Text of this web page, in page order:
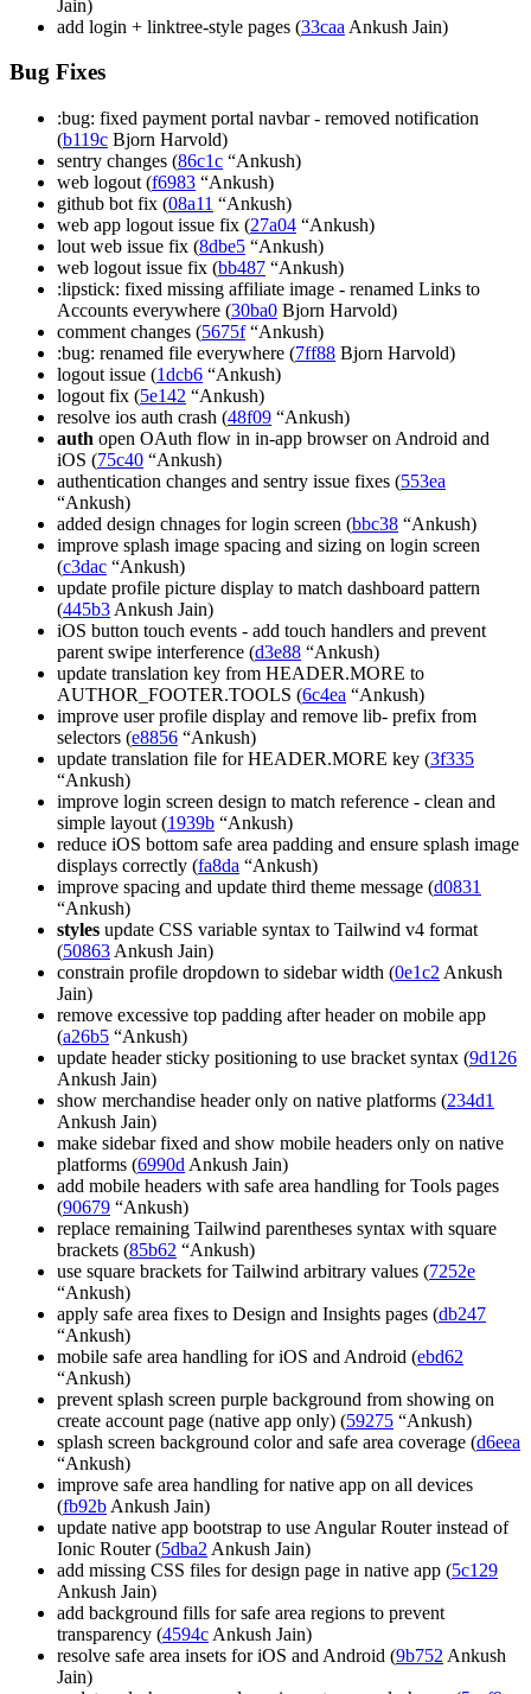
Jain)
add login + linktree-style pages (33caa Ankush Jain)
Bug Fixes
:bug: fixed payment portal navbar - removed notification
(b119c Bjorn Harvold)
sentry changes (86c1c “Ankush)
web logout (f6983 “Ankush)
github bot fix (08a11 “Ankush)
web app logout issue fix (27a04 “Ankush)
lout web issue fix (8dbe5 “Ankush)
web logout issue fix (bb487 “Ankush)
:lipstick: fixed missing affiliate image - renamed Links to
Accounts everywhere (30ba0 Bjorn Harvold)
comment changes (5675f“Ankush)
:bug: renamed file everywhere (7ff88 Bjorn Harvold)
logout issue (1dcb6 “Ankush)
logout fix (5e142 “Ankush)
resolve ios auth crash (48f09 “Ankush)
auth open OAuth flow in in-app browser on Android and
iOS (75c40 “Ankush)
authentication changes and sentry issue fixes (553ea
“Ankush)
added design chnages for login screen (bbc38 “Ankush)
improve splash image spacing and sizing on login screen
(c3dac “Ankush)
update profile picture display to match dashboard pattern
(445b3 Ankush Jain)
iOS button touch events - add touch handlers and prevent
parent swipe interference (d3e88 “Ankush)
update translation key from HEADER.MORE to
AUTHOR_FOOTER.TOOLS (6c4ea “Ankush)
improve user profile display and remove lib- prefix from
selectors (e8856 “Ankush)
update translation file for HEADER.MORE key (3f335
“Ankush)
improve login screen design to match reference - clean and
simple layout (1939b “Ankush)
reduce iOS bottom safe area padding and ensure splash image
displays correctly (fa8da “Ankush)
improve spacing and update third theme message (d0831
“Ankush)
styles update CSS variable syntax to Tailwind v4 format
(50863 Ankush Jain)
constrain profile dropdown to sidebar width (0e1c2 Ankush
Jain)
remove excessive top padding after header on mobile app
(a26b5 “Ankush)
update header sticky positioning to use bracket syntax (9d126
Ankush Jain)
show merchandise header only on native platforms (234d1
Ankush Jain)
make sidebar fixed and show mobile headers only on native
platforms (6990d Ankush Jain)
add mobile headers with safe area handling for Tools pages
(90679 “Ankush)
replace remaining Tailwind parentheses syntax with square
brackets (85b62 “Ankush)
use square brackets for Tailwind arbitrary values (7252e
“Ankush)
apply safe area fixes to Design and Insights pages (db247
“Ankush)
mobile safe area handling for iOS and Android (ebd62
“Ankush)
prevent splash screen purple background from showing on
create account page (native app only) (59275 “Ankush)
splash screen background color and safe area coverage (d6eea
“Ankush)
improve safe area handling for native app on all devices
(fb92b Ankush Jain)
update native app bootstrap to use Angular Router instead of
Ionic Router (5dba2 Ankush Jain)
add missing CSS files for design page in native app (5c129
Ankush Jain)
add background fills for safe area regions to prevent
transparency (4594c Ankush Jain)
resolve safe area insets for iOS and Android (9b752 Ankush
Jain)